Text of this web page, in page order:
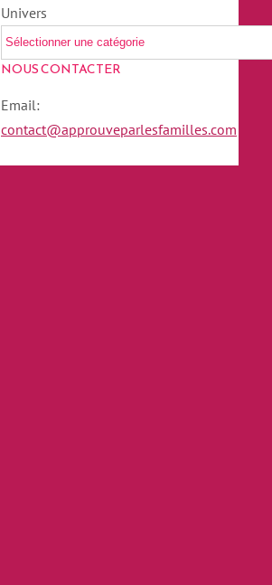
Univers
NOUS CONTACTER
Email:
contact@approuveparlesfamilles.com